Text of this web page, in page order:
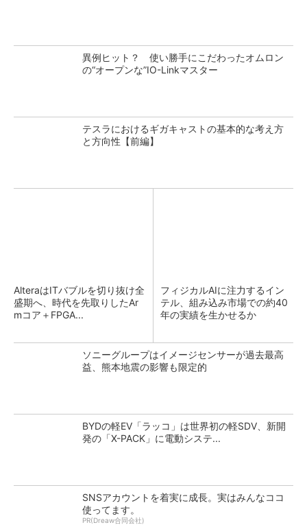
異例ヒット？ 使い勝手にこだわったオムロン
の“オープンな”IO-Linkマスター
テスラにおけるギガキャストの基本的な考え方
と方向性【前編】
AlteraはITバブルを切り抜け全
盛期へ、時代を先取りしたAr
mコア＋FPGA...
フィジカルAIに注力するイン
テル、組み込み市場での約40
年の実績を生かせるか
ソニーグループはイメージセンサーが過去最高
益、熊本地震の影響も限定的
BYDの軽EV「ラッコ」は世界初の軽SDV、新開
発の「X-PACK」に電動システ...
SNSアカウントを着実に成長。実はみんなココ
使ってます。
PR(Dreaw合同会社)